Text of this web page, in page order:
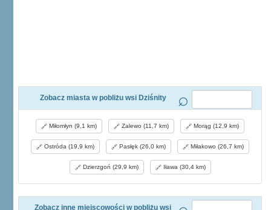
Zobacz miasta w pobliżu wsi Dziśnity
Miłomłyn (9,1 km) Zalewo (11,7 km) Morąg (12,9 km)
Ostróda (19,9 km) Pasłęk (26,0 km) Miłakowo (26,7 km)
Dzierzgoń (29,9 km) Iława (30,4 km)
Zobacz inne miejscowości w pobliżu wsi